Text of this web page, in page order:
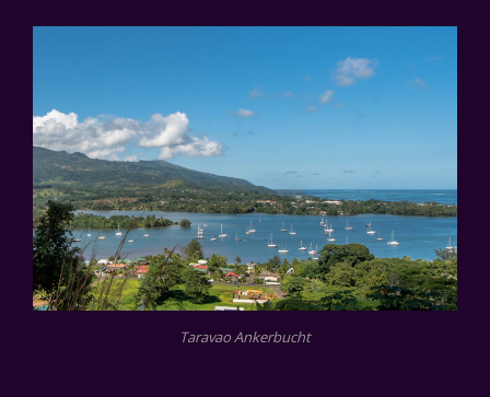
Taravao Ankerbucht